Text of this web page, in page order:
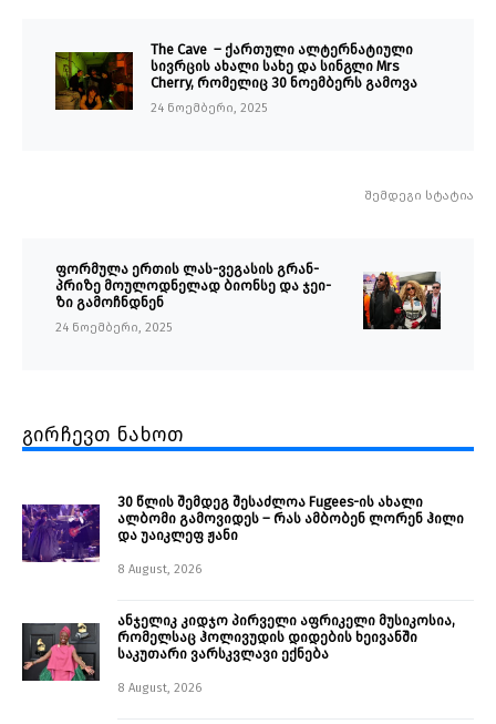
The Cave – ქართული ალტერნატიული
სივრცის ახალი სახე და სინგლი Mrs
Cherry, რომელიც 30 ნოემბერს გამოვა
24 ნოემბერი, 2025
შემდეგი სტატია
ფორმულა ერთის ლას-ვეგასის გრან-
პრიზე მოულოდნელად ბიონსე და ჯეი-
ზი გამოჩნდნენ
24 ნოემბერი, 2025
გირჩევთ ნახოთ
30 წლის შემდეგ შესაძლოა Fugees-ის ახალი
ალბომი გამოვიდეს – რას ამბობენ ლორენ ჰილი
და უაიკლეფ ჟანი
8 August, 2026
ანჯელიკ კიდჯო პირველი აფრიკელი მუსიკოსია,
რომელსაც ჰოლივუდის დიდების ხეივანში
საკუთარი ვარსკვლავი ექნება
8 August, 2026